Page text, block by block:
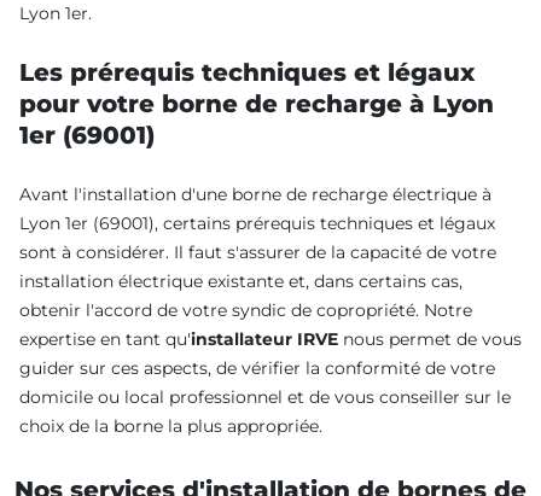
Lyon 1er.
Les prérequis techniques et légaux
pour votre borne de recharge à Lyon
1er (69001)
Avant l'installation d'une borne de recharge électrique à
Lyon 1er (69001), certains prérequis techniques et légaux
sont à considérer. Il faut s'assurer de la capacité de votre
installation électrique existante et, dans certains cas,
obtenir l'accord de votre syndic de copropriété. Notre
expertise en tant qu'installateur IRVE nous permet de vous
guider sur ces aspects, de vérifier la conformité de votre
domicile ou local professionnel et de vous conseiller sur le
choix de la borne la plus appropriée.
Nos services d'installation de bornes de